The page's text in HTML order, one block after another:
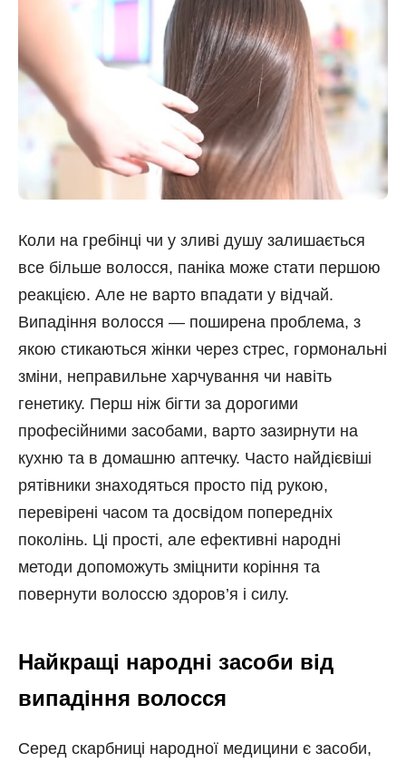
Коли на гребінці чи у зливі душу залишається
все більше волосся, паніка може стати першою
реакцією. Але не варто впадати у відчай.
Випадіння волосся — поширена проблема, з
якою стикаються жінки через стрес, гормональні
зміни, неправильне харчування чи навіть
генетику. Перш ніж бігти за дорогими
професійними засобами, варто зазирнути на
кухню та в домашню аптечку. Часто найдієвіші
рятівники знаходяться просто під рукою,
перевірені часом та досвідом попередніх
поколінь. Ці прості, але ефективні народні
методи допоможуть зміцнити коріння та
повернути волоссю здоров’я і силу.
Найкращі народні засоби від
випадіння волосся
Серед скарбниці народної медицини є засоби,